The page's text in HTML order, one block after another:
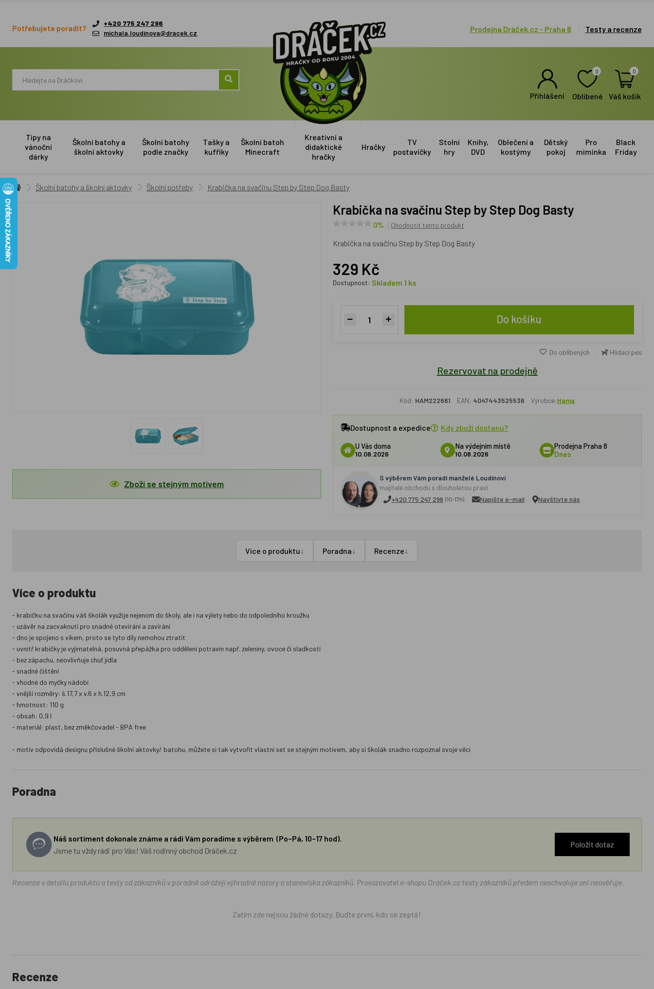
Potřebujete poradit?
+420 775 247 296
michala.loudinova@dracek.cz
Prodejna Dráček.cz - Praha 8 Testy a recenze
Přihlášení
0
Oblíbené
0
Váš košík
Tipy na
vánoční
dárky
Školní batohy a
školní aktovky
Školní batohy
podle značky
Tašky a
kufříky
Školní batoh
Minecraft
Kreativní a
didaktické
hračky
Hračky
TV
postavičky
Stolní
hry
Knihy,
DVD
Oblečení a
kostýmy
Dětský
pokoj
Pro
miminka
Black
Friday
Školní batohy a školní aktovky Školní potřeby Krabička na svačinu Step by Step Dog Basty
Zboží se stejným motivem
Krabička na svačinu Step by Step Dog Basty
0% Ohodnotit tento produkt
Krabička na svačinu Step by Step Dog Basty
329 Kč
Dostupnost: Skladem 1 ks
Do košíku
Do oblíbených Hlídací pes
Rezervovat na prodejně
Kód: HAM222661 EAN: 4047443525536 Výrobce:Hama
Dostupnost a expedice Kdy zboží dostanu?
U Vás doma
10.08.2026
Na výdejním místě
10.08.2026
Prodejna Praha 8
Dnes
S výběrem Vám poradí manželé Loudínovi
majitelé obchodu s dlouholetou praxí
+420 775 247 296 (10-17h) Napište e-mail Navštivte nás
Více o produktu↓ Poradna↓ Recenze↓
Více o produktu
- krabičku na svačinu váš školák využije nejenom do školy, ale i na výlety nebo do odpoledního kroužku
- uzávěr na zacvaknutí pro snadné otevírání a zavírání
- dno je spojeno s víkem, proto se tyto díly nemohou ztratit
- uvnitř krabičky je vyjímatelná, posuvná přepážka pro oddělení potravin např. zeleniny, ovoce či sladkostí
- bez zápachu, neovlivňuje chuť jídla
- snadné čištění
- vhodné do myčky nádobí
- vnější rozměry: š.17,7 x v.6 x h.12,9 cm
- hmotnost: 110 g
- obsah: 0,9 l
- materiál: plast, bez změkčovadel - BPA free
- motiv odpovídá designu příslušné školní aktovky/ batohu, můžete si tak vytvořit vlastní set se stejným motivem, aby si školák snadno rozpoznal svoje věci
Poradna
Náš sortiment dokonale známe a rádi Vám poradíme s výběrem (Po–Pá, 10–17 hod).
Jsme tu vždy rádi pro Vás! Váš rodinný obchod Dráček.cz
Položit dotaz
Recenze v detailu produktu a texty od zákazníků v poradně odrážejí výhradně názory a stanoviska zákazníků. Provozovatel e-shopu Dráček.cz texty zákazníků předem neschvaluje ani neověřuje.
Zatím zde nejsou žádné dotazy. Buďte první, kdo se zeptá!
Recenze